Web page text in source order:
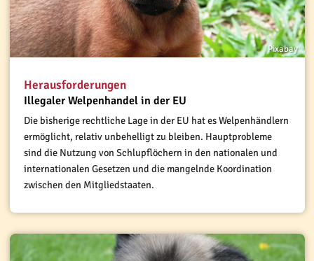
Pixabay
Herausforderungen
Illegaler Welpenhandel in der EU
Die bisherige rechtliche Lage in der EU hat es Welpenhändlern
ermöglicht, relativ unbehelligt zu bleiben. Hauptprobleme
sind die Nutzung von Schlupflöchern in den nationalen und
internationalen Gesetzen und die mangelnde Koordination
zwischen den Mitgliedstaaten.